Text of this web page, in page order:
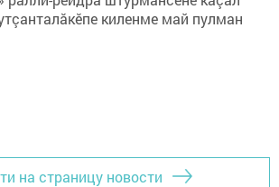
на страницу новости